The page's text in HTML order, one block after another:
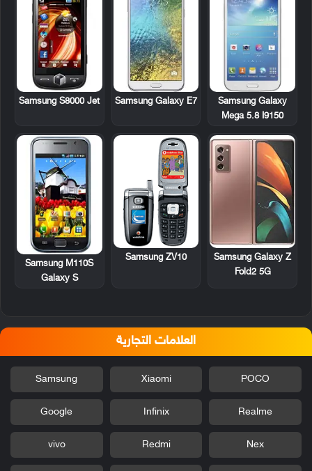
Samsung Galaxy
Mega 5.8 I9150
Samsung Galaxy E7
Samsung S8000 Jet
Samsung Galaxy Z
Fold2 5G
Samsung ZV10
Samsung M110S
Galaxy S
العلامات التجارية
POCO
Xiaomi
Samsung
Realme
Infinix
Google
Nex
Redmi
vivo